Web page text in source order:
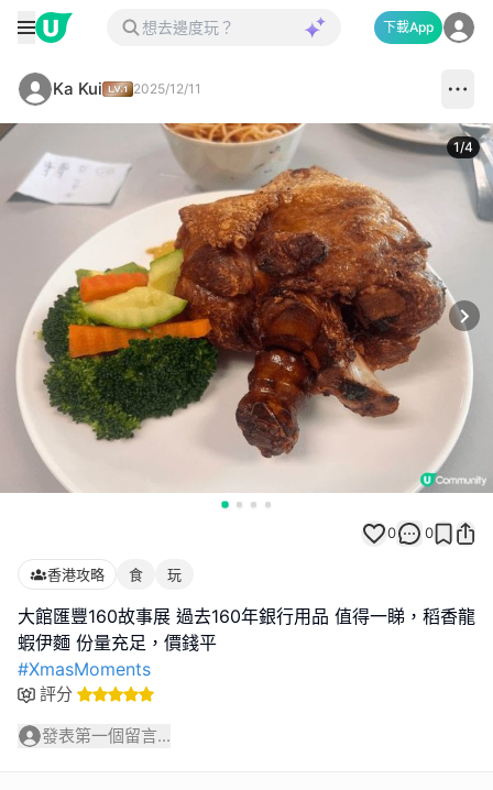
下載App
Ka Kui 2025/12/11
1/4
0 0
香港攻略 食 玩
大館匯豐160故事展 過去160年銀行用品 值得一睇，稻香龍
#XmasMoments
評分
發表第一個留言...